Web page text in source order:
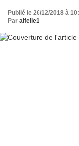
Publié le 26/12/2018 à
Par aifelle1